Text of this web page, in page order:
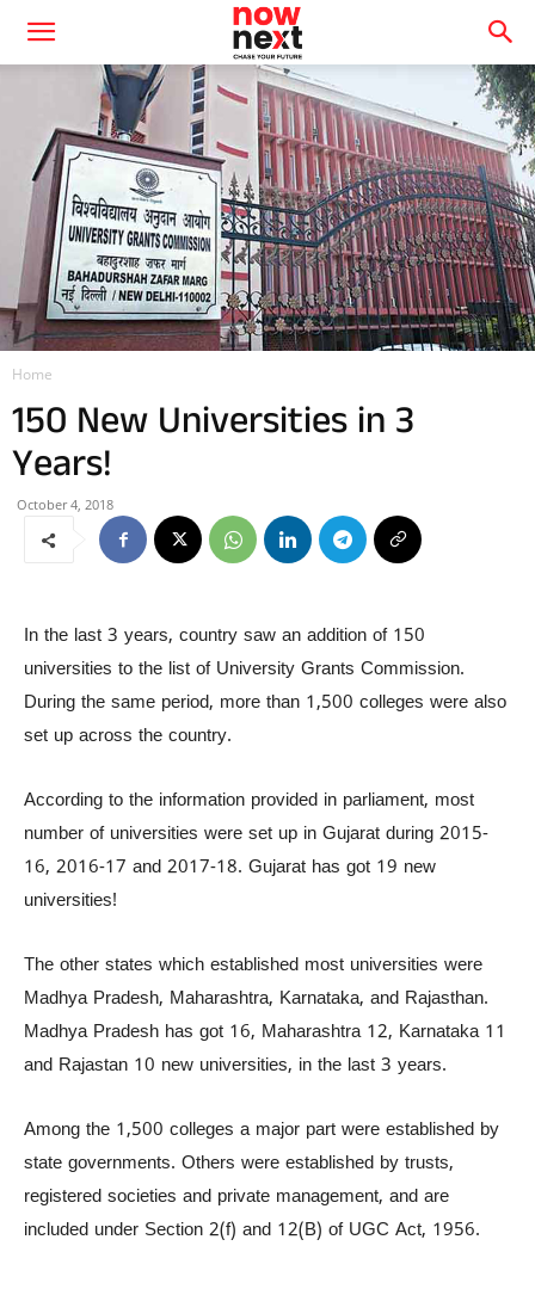
Home
150 New Universities in 3
Years!
October 4, 2018
In the last 3 years, country saw an addition of 150
universities to the list of University Grants Commission.
During the same period, more than 1,500 colleges were also
set up across the country.
According to the information provided in parliament, most
number of universities were set up in Gujarat during 2015-
16, 2016-17 and 2017-18. Gujarat has got 19 new
universities!
The other states which established most universities were
Madhya Pradesh, Maharashtra, Karnataka, and Rajasthan.
Madhya Pradesh has got 16, Maharashtra 12, Karnataka 11
and Rajastan 10 new universities, in the last 3 years.
Among the 1,500 colleges a major part were established by
state governments. Others were established by trusts,
registered societies and private management, and are
included under Section 2(f) and 12(B) of UGC Act, 1956.